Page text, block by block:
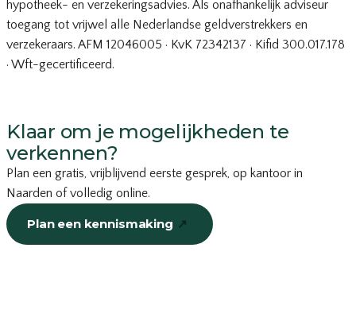
hypotheek- en verzekeringsadvies. Als onafhankelijk adviseur
toegang tot vrijwel alle Nederlandse geldverstrekkers en
verzekeraars. AFM 12046005 · KvK 72342137 · Kifid 300.017.178
· Wft-gecertificeerd.
Klaar om je mogelijkheden te
verkennen?
Plan een gratis, vrijblijvend eerste gesprek, op kantoor in
Naarden of volledig online.
Plan een kennismaking ↗